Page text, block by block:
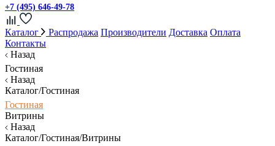
+7 (495) 646-49-78
Каталог Распродажа Производители Доставка Оплата
Контакты
Назад
Гостиная
Назад
Каталог/Гостиная
Гостиная
Витрины
Назад
Каталог/Гостиная/Витрины